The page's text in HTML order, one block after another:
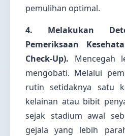
pemulihan optimal.
4. Melakukan
Pemeriksaan
Check-Up). Mencegah
mengobati. Melalui
rutin setidaknya satu
kelainan atau bibit
sejak stadium awal
gejala yang lebih